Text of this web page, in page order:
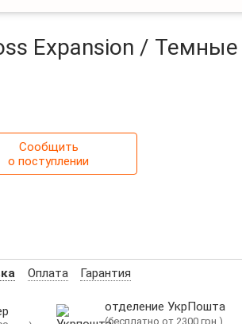
Expansion /
Сообщить
о поступлении
Оплата Гарантия
отделение УкрПошта
(бесплатно от 2300 грн.)